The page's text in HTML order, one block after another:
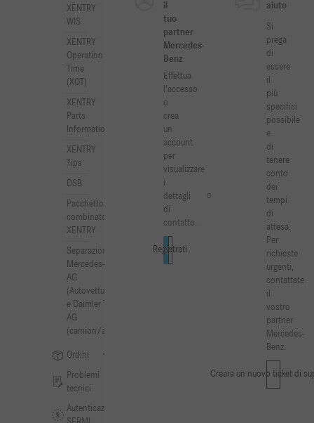
XENTRY
WIS
XENTRY
Operation
Time
(XOT)
XENTRY
Parts
Information
XENTRY
Tips
DSB
Pacchetto
combinato
XENTRY
Separazione di
Mercedes-Benz
AG
(Autovetture/VAN)
e Daimler Truck
AG
(camion/autobus)
Ordini
Problemi
tecnici
Autenticazione
il
tuo
partner
Mercedes-
Benz
Effettua
l'accesso
o
crea
un
account
per
visualizzare
i
dettagli
di
contatto.
Login
Registrati
o
aiuto
Si
prega
di
essere
il
più
specifici
possibile
e
di
tenere
conto
dei
tempi
di
attesa.
Per
richieste
urgenti,
contattate
il
vostro
partner
Mercedes-
Benz.
Creare un nuovo ticket di